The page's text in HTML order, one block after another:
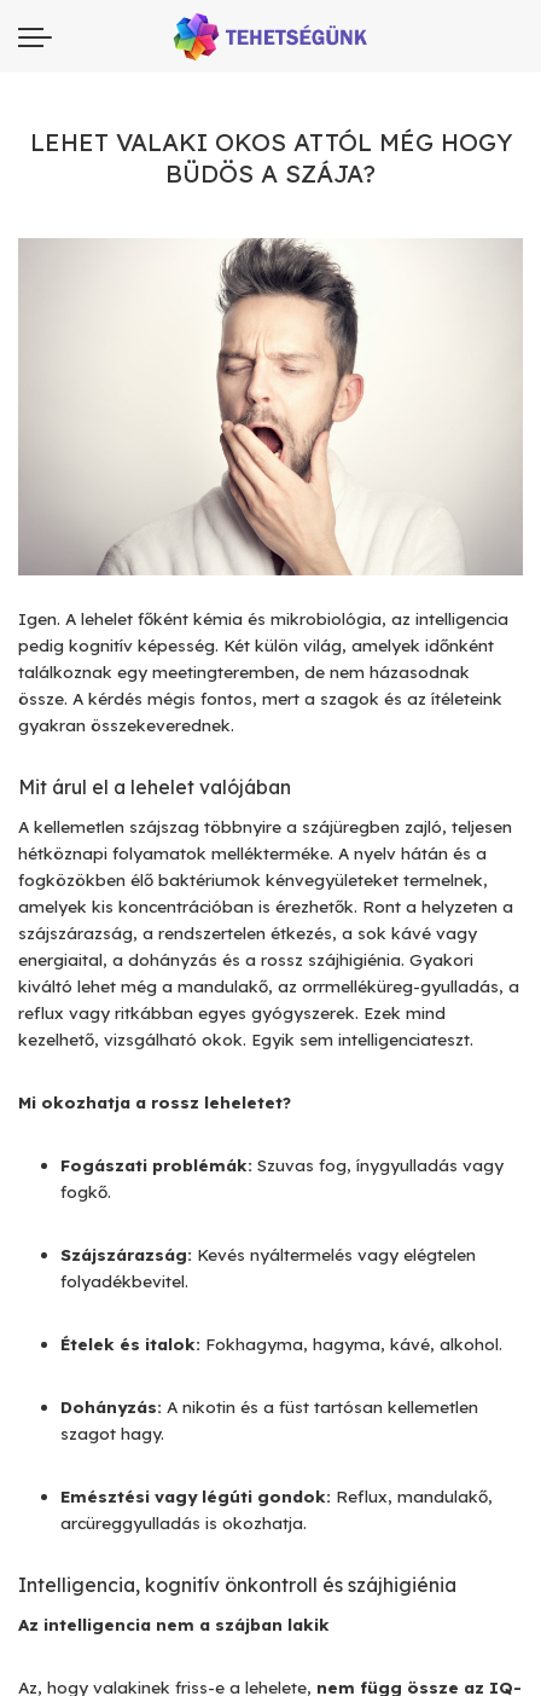
LEHET VALAKI OKOS ATTÓL MÉG HOGY
BÜDÖS A SZÁJA?
Igen. A lehelet főként kémia és mikrobiológia, az intelligencia
pedig kognitív képesség. Két külön világ, amelyek időnként
találkoznak egy meetingteremben, de nem házasodnak
össze. A kérdés mégis fontos, mert a szagok és az ítéleteink
gyakran összekeverednek.
Mit árul el a lehelet valójában
A kellemetlen szájszag többnyire a szájüregben zajló, teljesen
hétköznapi folyamatok mellékterméke. A nyelv hátán és a
fogközökben élő baktériumok kénvegyületeket termelnek,
amelyek kis koncentrációban is érezhetők. Ront a helyzeten a
szájszárazság, a rendszertelen étkezés, a sok kávé vagy
energiaital, a dohányzás és a rossz szájhigiénia. Gyakori
kiváltó lehet még a mandulakő, az orrmelléküreg-gyulladás, a
reflux vagy ritkábban egyes gyógyszerek. Ezek mind
kezelhető, vizsgálható okok. Egyik sem intelligenciateszt.
Mi okozhatja a rossz leheletet?
Fogászati problémák: Szuvas fog, ínygyulladás vagy
fogkő.
Szájszárazság: Kevés nyáltermelés vagy elégtelen
folyadékbevitel.
Ételek és italok: Fokhagyma, hagyma, kávé, alkohol.
Dohányzás: A nikotin és a füst tartósan kellemetlen
szagot hagy.
Emésztési vagy légúti gondok: Reflux, mandulakő,
arcüreggyulladás is okozhatja.
Intelligencia, kognitív önkontroll és szájhigiénia
Az intelligencia nem a szájban lakik
Az, hogy valakinek friss-e a lehelete, nem függ össze az IQ-